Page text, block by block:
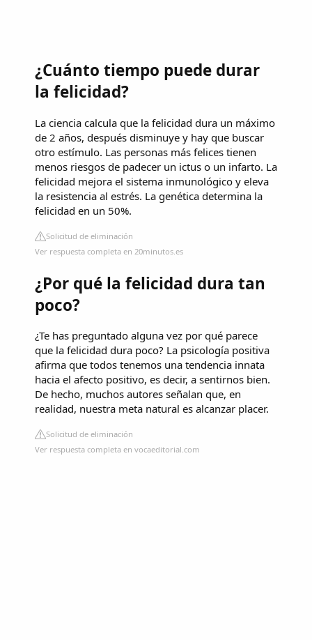
¿Cuánto tiempo puede durar
la felicidad?
La ciencia calcula que la felicidad dura un máximo
de 2 años, después disminuye y hay que buscar
otro estímulo. Las personas más felices tienen
menos riesgos de padecer un ictus o un infarto. La
felicidad mejora el sistema inmunológico y eleva
la resistencia al estrés. La genética determina la
felicidad en un 50%.
Solicitud de eliminación
Ver respuesta completa en 20minutos.es
¿Por qué la felicidad dura tan
poco?
¿Te has preguntado alguna vez por qué parece
que la felicidad dura poco? La psicología positiva
afirma que todos tenemos una tendencia innata
hacia el afecto positivo, es decir, a sentirnos bien.
De hecho, muchos autores señalan que, en
realidad, nuestra meta natural es alcanzar placer.
Solicitud de eliminación
Ver respuesta completa en vocaeditorial.com